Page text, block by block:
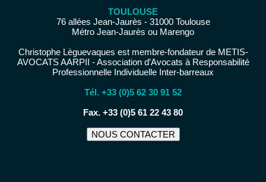
TOULOUSE
76 allées Jean-Jaurès - 31000 Toulouse
Métro Jean-Jaurès ou Marengo
Christophe Lèguevaques est membre-fondateur de METIS-
AVOCATS AARPII - Association d’Avocats à Responsabilité
Professionnelle Individuelle Inter-barreaux
Tél. +33 (0)5 62 30 91 52
−
Fax. +33 (0)5 61 22 43 80
NOUS CONTACTER